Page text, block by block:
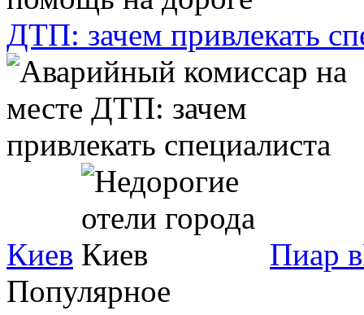
ДТП: зачем привлекать
Киев
Пиар
Популярное